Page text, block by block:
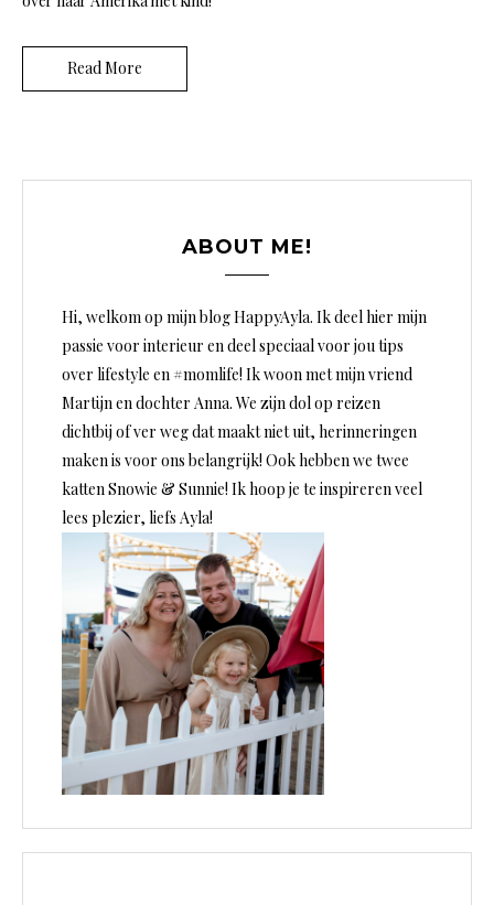
Read More
ABOUT ME!
Hi, welkom op mijn blog HappyAyla. Ik deel hier mijn
passie voor interieur en deel speciaal voor jou tips
over lifestyle en #momlife! Ik woon met mijn vriend
Martijn en dochter Anna. We zijn dol op reizen
dichtbij of ver weg dat maakt niet uit, herinneringen
maken is voor ons belangrijk! Ook hebben we twee
katten Snowie & Sunnie! Ik hoop je te inspireren veel
lees plezier, liefs Ayla!